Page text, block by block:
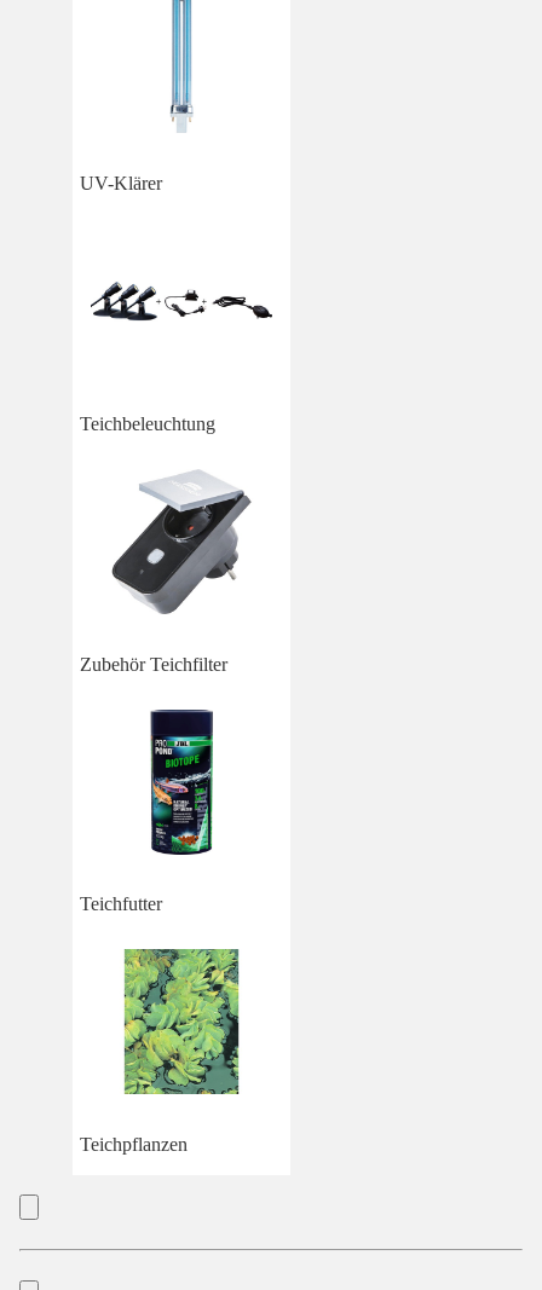
UV-Klärer
Teichbeleuchtung
Zubehör Teichfilter
Teichfutter
Teichpflanzen